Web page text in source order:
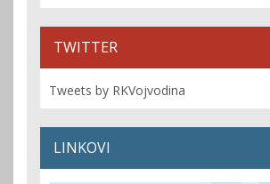
TWITTER
Tweets by RKVojvodina
LINKOVI